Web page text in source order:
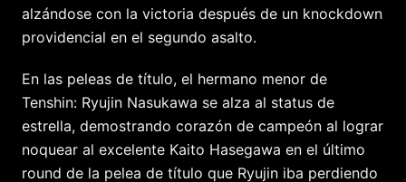
alzándose con la victoria después de un knockdown
providencial en el segundo asalto.
En las peleas de título, el hermano menor de
Tenshin: Ryujin Nasukawa se alza al status de
estrella, demostrando corazón de campeón al lograr
noquear al excelente Kaito Hasegawa en el último
round de la pelea de título que Ryujin iba perdiendo